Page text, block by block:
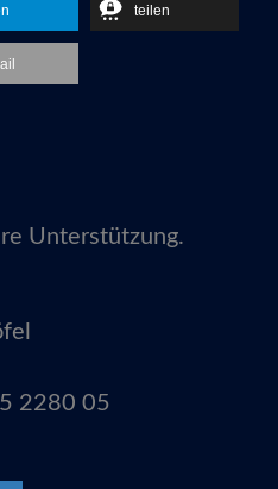
teilen
Unterstützung.
2280 05